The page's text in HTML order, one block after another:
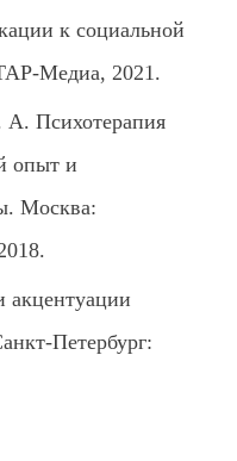
к социальной
Медиа, 2021.
Психотерапия
опыт и
Москва:
Петербург: